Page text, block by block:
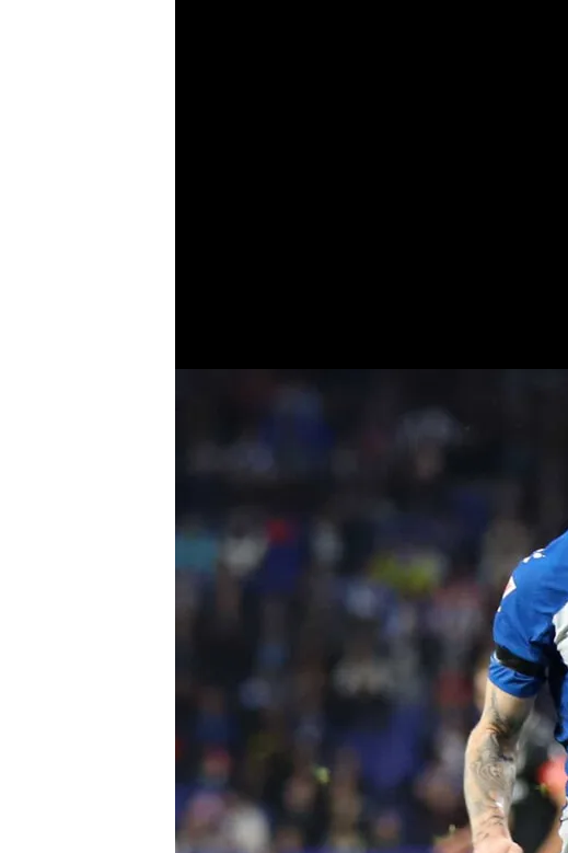
Leganés y Espanyol,
LALIGA el curso que
Miguel Casado
23 MAY 2025 - 15:42h.
El cuadro catalán depende de
El 'Lega' espera un favor de
La batalla por la permanencia
números, con un 14,2% de
Compartir